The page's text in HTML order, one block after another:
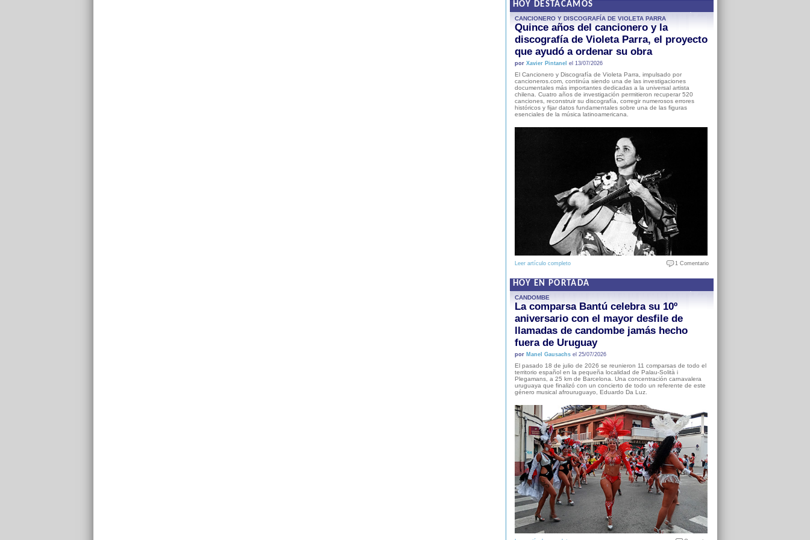
HOY DESTACAMOS
CANCIONERO Y DISCOGRAFÍA DE VIOLETA PARRA
Quince años del cancionero y la
discografía de Violeta Parra, el proyecto
que ayudó a ordenar su obra
por Xavier Pintanel el 13/07/2026
El Cancionero y Discografía de Violeta Parra, impulsado por
cancioneros.com, continúa siendo una de las investigaciones
documentales más importantes dedicadas a la universal artista
chilena. Cuatro años de investigación permitieron recuperar 520
canciones, reconstruir su discografía, corregir numerosos errores
históricos y fijar datos fundamentales sobre una de las figuras
esenciales de la música latinoamericana.
Leer artículo completo 1 Comentario
HOY EN PORTADA
CANDOMBE
La comparsa Bantú celebra su 10º
aniversario con el mayor desfile de
llamadas de candombe jamás hecho
fuera de Uruguay
por Manel Gausachsel 25/07/2026
El pasado 18 de julio de 2026 se reunieron 11 comparsas de todo el
territorio español en la pequeña localidad de Palau-Solità i
Plegamans, a 25 km de Barcelona. Una concentración carnavalera
uruguaya que finalizó con un concierto de todo un referente de este
género musical afrouruguayo, Eduardo Da Luz.